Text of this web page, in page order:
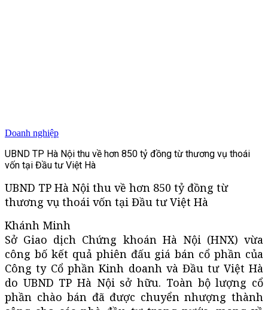
Doanh nghiệp
UBND TP Hà Nội thu về hơn 850 tỷ đồng từ thương vụ thoái
vốn tại Đầu tư Việt Hà
UBND TP Hà Nội thu về hơn 850 tỷ đồng từ
thương vụ thoái vốn tại Đầu tư Việt Hà
Khánh Minh
Sở Giao dịch Chứng khoán Hà Nội (HNX) vừa
công bố kết quả phiên đấu giá bán cổ phần của
Công ty Cổ phần Kinh doanh và Đầu tư Việt Hà
do UBND TP Hà Nội sở hữu. Toàn bộ lượng cổ
phần chào bán đã được chuyển nhượng thành